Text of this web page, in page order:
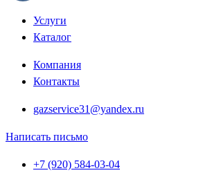
Услуги
Каталог
Компания
Контакты
gazservice31@yandex.ru
Написать письмо
+7 (920) 584-03-04